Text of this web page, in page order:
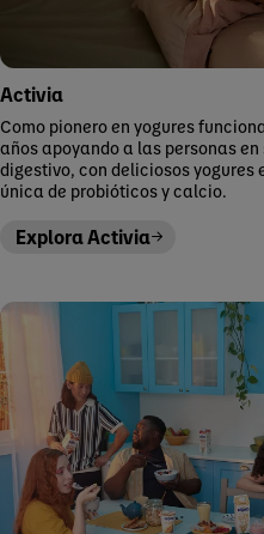
Activia
Como pionero en yogures
años apoyando a las personas
digestivo, con deliciosos yogures
única de probióticos y calcio.
Explora Activia